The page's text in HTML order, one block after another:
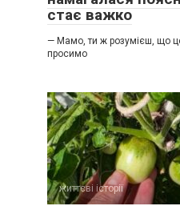
стає важко
— Мамо, ти ж розумієш, що
просимо
життєві історії